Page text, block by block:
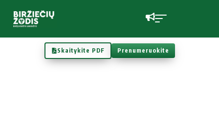
Skaitykite PDF Prenumeruokite